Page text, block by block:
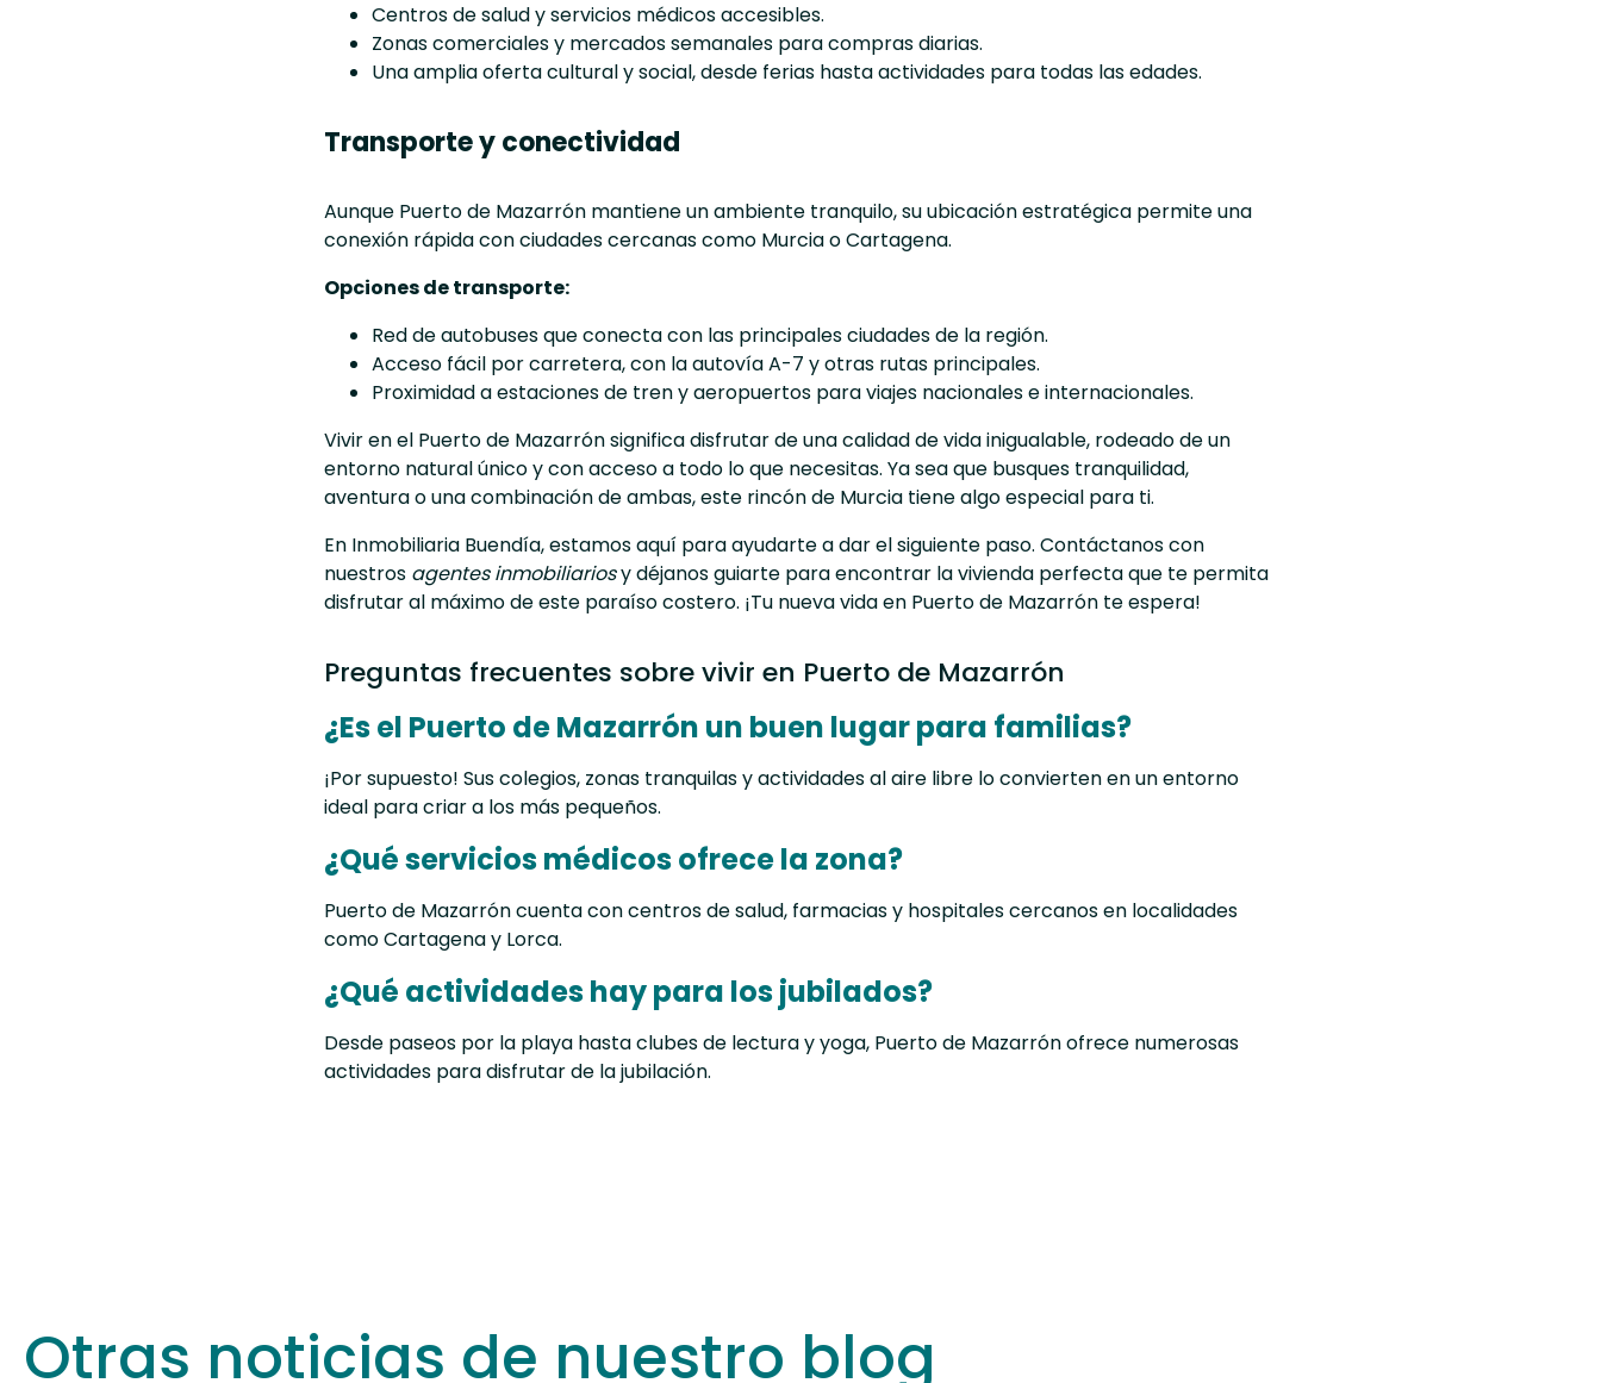
Centros de salud y servicios médicos accesibles.
Zonas comerciales y mercados semanales para compras diarias.
Una amplia oferta cultural y social, desde ferias hasta actividades para todas las edades.
Transporte y conectividad
Aunque Puerto de Mazarrón mantiene un ambiente tranquilo, su ubicación estratégica permite una
conexión rápida con ciudades cercanas como Murcia o Cartagena.
Opciones de transporte:
Red de autobuses que conecta con las principales ciudades de la región.
Acceso fácil por carretera, con la autovía A-7 y otras rutas principales.
Proximidad a estaciones de tren y aeropuertos para viajes nacionales e internacionales.
Vivir en el Puerto de Mazarrón significa disfrutar de una calidad de vida inigualable, rodeado de un
entorno natural único y con acceso a todo lo que necesitas. Ya sea que busques tranquilidad,
aventura o una combinación de ambas, este rincón de Murcia tiene algo especial para ti.
En Inmobiliaria Buendía, estamos aquí para ayudarte a dar el siguiente paso. Contáctanos con
nuestros agentes inmobiliariosy déjanos guiarte para encontrar la vivienda perfecta que te permita
disfrutar al máximo de este paraíso costero. ¡Tu nueva vida en Puerto de Mazarrón te espera!
Preguntas frecuentes sobre vivir en Puerto de Mazarrón
¿Es el Puerto de Mazarrón un buen lugar para familias?
¡Por supuesto! Sus colegios, zonas tranquilas y actividades al aire libre lo convierten en un entorno
ideal para criar a los más pequeños.
¿Qué servicios médicos ofrece la zona?
Puerto de Mazarrón cuenta con centros de salud, farmacias y hospitales cercanos en localidades
como Cartagena y Lorca.
¿Qué actividades hay para los jubilados?
Desde paseos por la playa hasta clubes de lectura y yoga, Puerto de Mazarrón ofrece numerosas
actividades para disfrutar de la jubilación.
Otras noticias de nuestro blog